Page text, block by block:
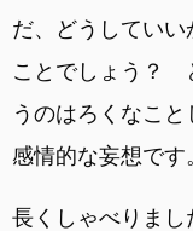
だ、どうしてい
ことでしょう？
うのはろくなこ
感情的な妄想です
長くしゃべりま